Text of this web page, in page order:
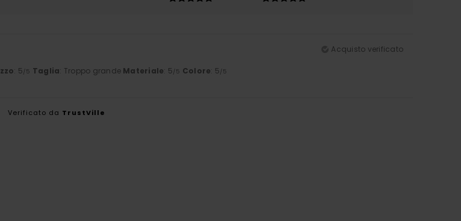
Acquisto verificato
: 5/5 Taglia: Troppo grande Materiale: 5/5 Colore: 5/5
Verificato da TrustVille